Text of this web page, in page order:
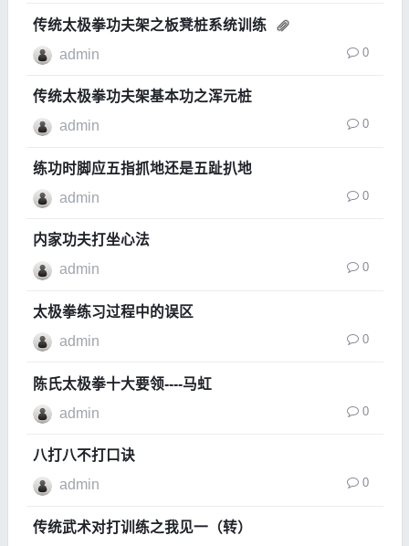
传统太极拳功夫架之板凳桩系统训练
admin
0
传统太极拳功夫架基本功之浑元桩
admin
0
练功时脚应五指抓地还是五趾扒地
admin
0
内家功夫打坐心法
admin
0
太极拳练习过程中的误区
admin
0
陈氏太极拳十大要领----马虹
admin
0
八打八不打口诀
admin
0
传统武术对打训练之我见一（转）